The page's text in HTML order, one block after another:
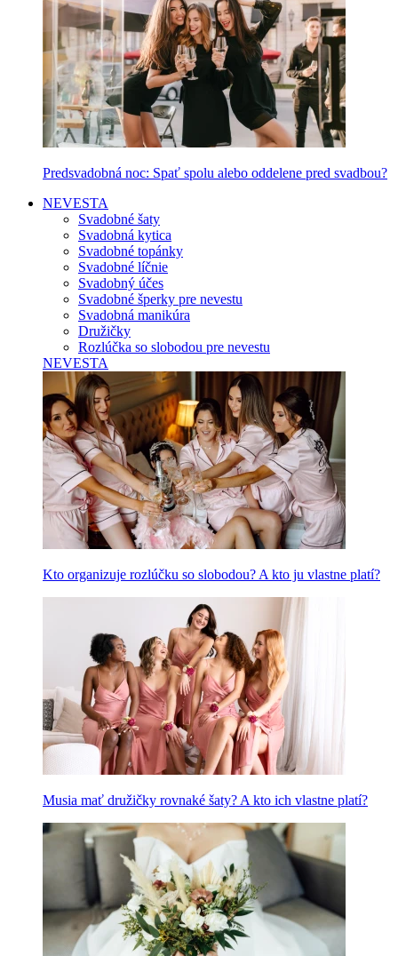
Predsvadobná noc: Spať spolu alebo oddelene pred svadbou?
NEVESTA
Svadobné šaty
Svadobná kytica
Svadobné topánky
Svadobné líčnie
Svadobný účes
Svadobné šperky pre nevestu
Svadobná manikúra
Družičky
Rozlúčka so slobodou pre nevestu
NEVESTA
Kto organizuje rozlúčku so slobodou? A kto ju vlastne platí?
Musia mať družičky rovnaké šaty? A kto ich vlastne platí?